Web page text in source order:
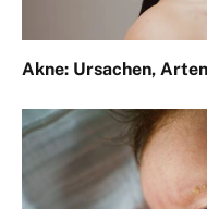
Akne: Ursachen,